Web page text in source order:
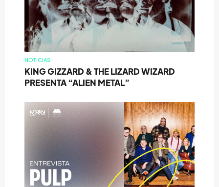
NOTICIAS
KING GIZZARD & THE LIZARD WIZARD
PRESENTA “ALIEN METAL”